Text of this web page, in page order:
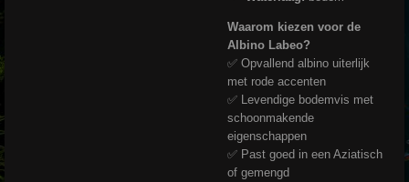
Waarom kiezen voor de
Albino Labeo?
✅ Opvallend albino uiterlijk
met rode accenten
✅ Levendige bodemvis met
schoonmakende
eigenschappen
✅ Past goed in een Aziatisch
of gemengd